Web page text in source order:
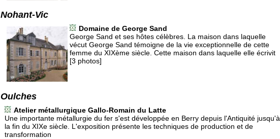
Nohant-Vic
Domaine de George Sand
George Sand et ses hôtes célèbres. La maison dans laquelle
vécut George Sand témoigne de la vie exceptionnelle de cette
femme du XIXème siècle. Cette maison dans laquelle elle écrivit
[3 photos]
Oulches
Atelier métallurgique Gallo-Romain du Latte
Une importante métallurgie du fer s'est développée en Berry depuis l'Antiquité jusqu'à
la fin du XIXe siècle. L'exposition présente les techniques de production et de
transformation